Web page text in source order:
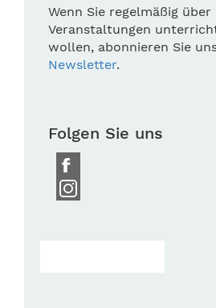
Wenn Sie regelmäßig über
Veranstaltungen
wollen, abonnieren Sie
Newsletter.
Folgen Sie uns